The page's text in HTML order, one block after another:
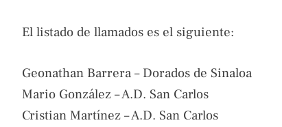
El listado de llamados es el siguiente:
Geonathan Barrera – Dorados de Sinaloa
Mario González – A.D. San Carlos
Cristian Martínez – A.D. San Carlos